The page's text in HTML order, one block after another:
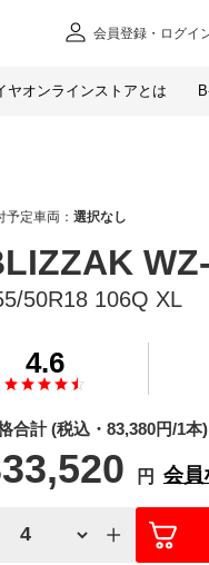
会員登録・ログイ
ヤオンラインストアとは
予定車両： 選択なし
50R18 106Q XL
4.6
合計 (税込・ 83,380円/1本)
円 会員